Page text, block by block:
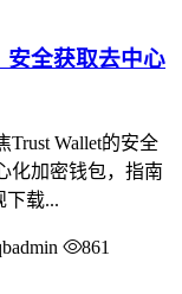
安全获取去中心
Wallet的安全
化加密钱包，指南
下载...
861